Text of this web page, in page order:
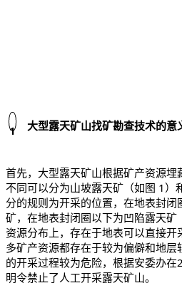
1 大型露天矿山找矿勘查技术的意
首先，大型露天矿山根据矿产资源
不同可以分为山坡露天矿（如图 1）
分的规则为开采的位置，在地表封闭
矿，在地表封闭圈以下为凹陷露天
资源分布上，存在于地表可以直接
多矿产资源都存在于较为偏僻和地
的开采过程较为危险，根据安委办
明令禁止了人工开采露天矿山。